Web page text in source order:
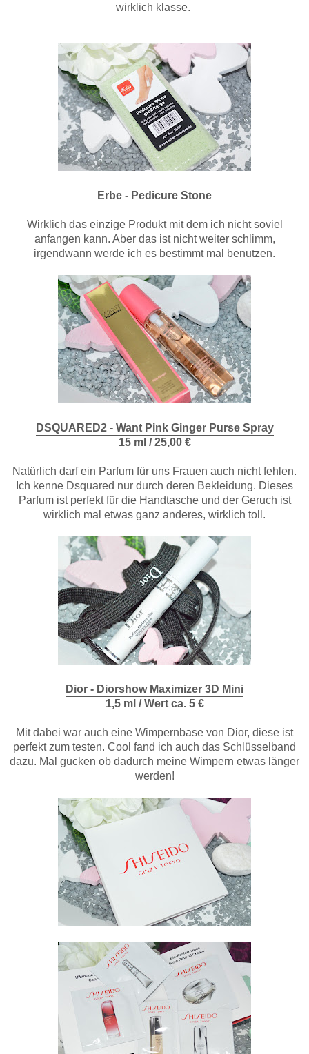
wirklich klasse.
Erbe - Pedicure Stone
Wirklich das einzige Produkt mit dem ich nicht soviel
anfangen kann. Aber das ist nicht weiter schlimm,
irgendwann werde ich es bestimmt mal benutzen.
DSQUARED2 - Want Pink Ginger Purse Spray
15 ml / 25,00 €
Natürlich darf ein Parfum für uns Frauen auch nicht fehlen.
Ich kenne Dsquared nur durch deren Bekleidung. Dieses
Parfum ist perfekt für die Handtasche und der Geruch ist
wirklich mal etwas ganz anderes, wirklich toll.
Dior - Diorshow Maximizer 3D Mini
1,5 ml / Wert ca. 5 €
Mit dabei war auch eine Wimpernbase von Dior, diese ist
perfekt zum testen. Cool fand ich auch das Schlüsselband
dazu. Mal gucken ob dadurch meine Wimpern etwas länger
werden!